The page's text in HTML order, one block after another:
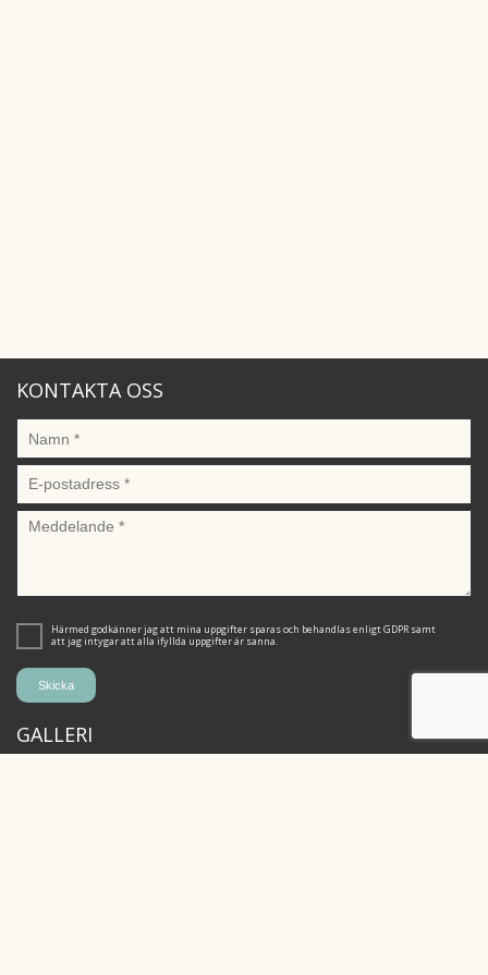
KONTAKTA OSS
Härmed godkänner jag att mina uppgifter sparas och behandlas enligt GDPR samt
att jag intygar att alla ifyllda uppgifter är sanna.
GALLERI